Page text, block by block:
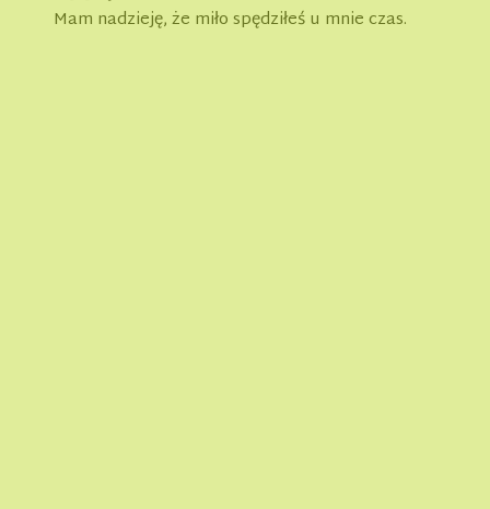
Mam nadzieję, że miło spędziłeś u mnie czas.